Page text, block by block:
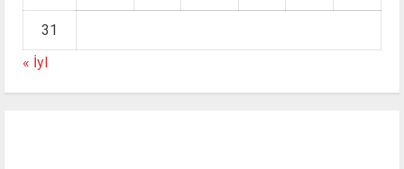
31
« İyl